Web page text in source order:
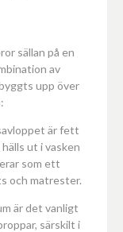
sällan på en
av
upp över
är fett
ut i vasken
som ett
och matrester.
är det vanligt
särskilt i